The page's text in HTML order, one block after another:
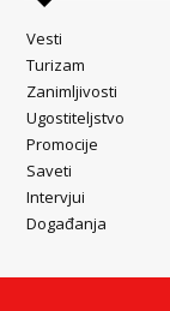
Vesti
Turizam
Zanimljivosti
Ugostiteljstvo
Promocije
Saveti
Intervjui
Događanja